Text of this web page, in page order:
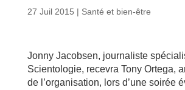
27 Juil 2015 | Santé et bien-être
Jonny Jacobsen, journaliste
Scientologie, recevra Tony Ortega,
de l’organisation, lors d’une soirée